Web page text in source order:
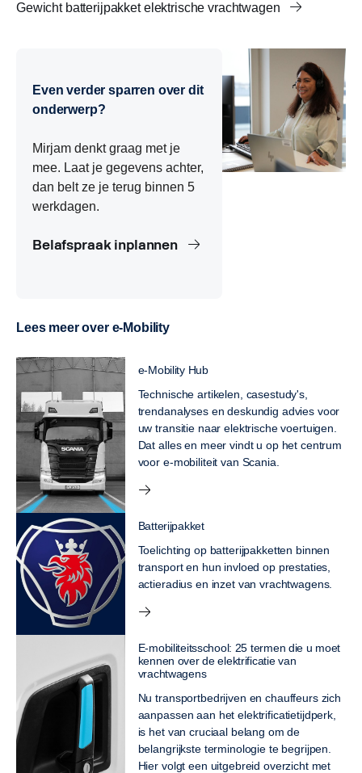
Gewicht batterijpakket elektrische vrachtwagen
Actieradius en batterijpakket vrachtwagen
NMC-technologie batterijpakket vrachtwagen
Even verder sparren over dit
onderwerp?
Mirjam denkt graag met je
mee. Laat je gegevens achter,
dan belt ze je terug binnen 5
werkdagen.
Belafspraak inplannen
Lees meer over e-Mobility
e-Mobility Hub
Technische artikelen, casestudy's,
trendanalyses en deskundig advies voor
uw transitie naar elektrische voertuigen.
Dat alles en meer vindt u op het centrum
voor e-mobiliteit van Scania.
Batterijpakket
Toelichting op batterijpakketten binnen
transport en hun invloed op prestaties,
actieradius en inzet van vrachtwagens.
E-mobiliteitsschool: 25 termen die u moet
kennen over de elektrificatie van
vrachtwagens
Nu transportbedrijven en chauffeurs zich
aanpassen aan het elektrificatietijdperk,
is het van cruciaal belang om de
belangrijkste terminologie te begrijpen.
Hier volgt een uitgebreid overzicht met